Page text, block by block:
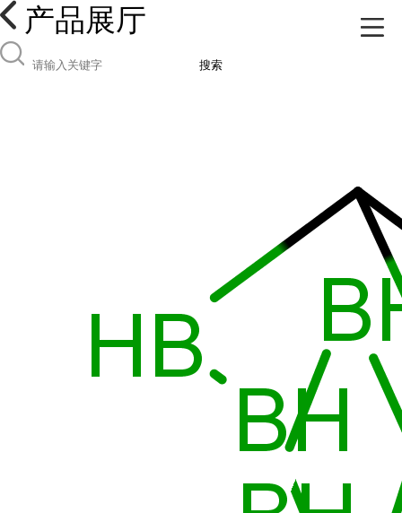
产品展厅
搜索